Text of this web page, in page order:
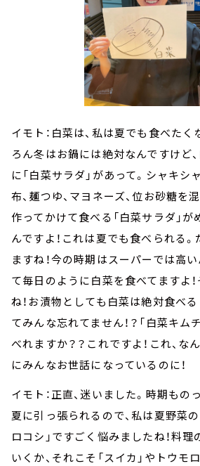
イモト：白菜は、私は夏でも食べたく
ろん冬はお鍋には絶対なんですけど
に「白菜サラダ」があって。シャキシ
布、麺つゆ、マヨネーズ、位お砂糖を
作ってかけて食べる「白菜サラダ」
んですよ！これは夏でも食べられる
ますね！今の時期はスーパーでは高
て毎日のように白菜を食べてますよ
ね！お漬物としても白菜は絶対食べ
てみんな忘れてません！？「白菜キム
べれますか？？これですよ！これ、な
にみんなお世話になっているのに！
イモト：正直、迷いました。時期もの
夏に引っ張られるので、私は夏野菜の
ロコシ」ですごく悩みましたね！料
いくか、それこそ「スイカ」やトウモ